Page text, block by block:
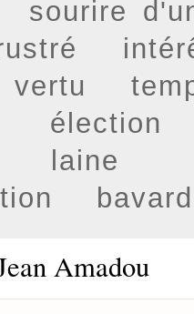
sourire
vertu
élection
laine
bavard
Amadou